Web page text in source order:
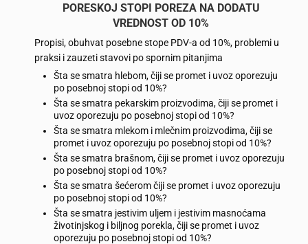
PORESKOJ STOPI POREZA NA DODATU
VREDNOST OD 10%
Propisi, obuhvat posebne stope PDV-a od 10%, problemi u
praksi i zauzeti stavovi po spornim pitanjima
Šta se smatra hlebom, čiji se promet i uvoz oporezuju
po posebnoj stopi od 10%?
Šta se smatra pekarskim proizvodima, čiji se promet i
uvoz oporezuju po posebnoj stopi od 10%?
Šta se smatra mlekom i mlečnim proizvodima, čiji se
promet i uvoz oporezuju po posebnoj stopi od 10%?
Šta se smatra brašnom, čiji se promet i uvoz oporezuju
po posebnoj stopi od 10%?
Šta se smatra šećerom čiji se promet i uvoz oporezuju
po posebnoj stopi od 10%?
Šta se smatra jestivim uljem i jestivim masnoćama
životinjskog i biljnog porekla, čiji se promet i uvoz
oporezuju po posebnoj stopi od 10%?